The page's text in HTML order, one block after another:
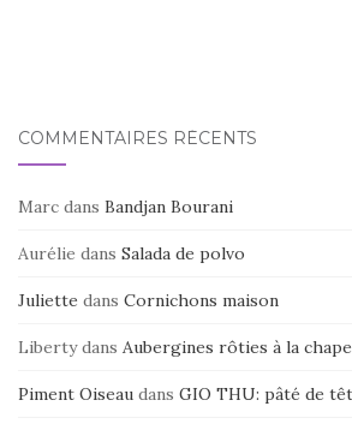
k
COMMENTAIRES RÉCENTS
Marc dans Bandjan Bourani
Aurélie dans Salada de polvo
Juliette dans Cornichons maison
Libertydans Aubergines rôties à la
Piment Oiseau dans GIO THU: pâté de